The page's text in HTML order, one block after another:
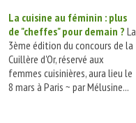
La cuisine au féminin : plus
de "cheffes" pour demain ? La
3ème édition du concours de la
Cuillère d'Or, réservé aux
femmes cuisinières, aura lieu le
8 mars à Paris ~ par Mélusine...